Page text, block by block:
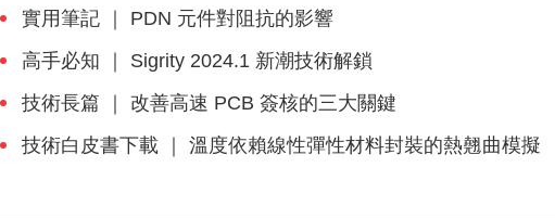
實用筆記 ｜ PDN 元件對阻抗的影響
高手必知 ｜ Sigrity 2024.1 新潮技術解鎖
技術長篇 ｜ 改善高速 PCB 簽核的三大關鍵
技術白皮書下載 ｜ 溫度依賴線性彈性材料封裝的熱翹曲模擬